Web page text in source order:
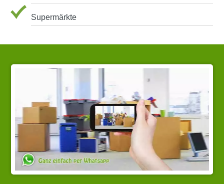
Supermärkte